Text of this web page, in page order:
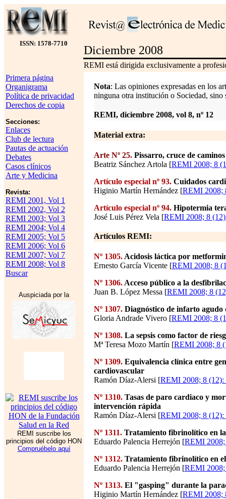
ISSN: 1578-7710
Diciembre 2008
REMI está dirigida exclusivamente a
Primera página
Organigrama
Política de privacidad
Derechos de copia
Secciones:
Enlaces
Club de lectura
Pautas de actuación
Debates
Casos clínicos
Arte y Medicina
Revista:
REMI 2001, Vol 1
REMI 2002, Vol 2
REMI 2003; Vol 3
REMI 2004; Vol 4
REMI 2005; Vol 5
REMI 2006; Vol 6
REMI 2007; Vol 7
REMI 2008; Vol 8
Buscar
Auspiciada por la
REMI suscribe los
principios del código HON
Compruébelo aquí
Nota: Las opiniones expresadas en los
ninguna otra institución o Sociedad, sino
REMI, diciembre 2008, vol 8, nº 12
Material extra:
Arte Nº 25. Pissarro, cruce de caminos
Beatriz Sánchez Artola [REMI 2008; 8
Artículo especial nº 93. Cuidados
Higinio Martín Hernández [REMI 2008;
Artículo especial nº 94. Hipotermia
José Luis Pérez Vela [REMI 2008; 8
Artículos REMI:
Nº 1305. Acidosis láctica por
Ernesto García Vicente [REMI 2008; 8
Nº 1306. Acceso público a la
Juan B. López Messa [REMI 2008; 8
Nº 1307. Diagnóstico de infarto agudo
Gloria Andrade Vivero [REMI 2008; 8
Nº 1308. La sepsis como factor de
Mª Teresa Mozo Martín [REMI 2008; 8
Nº 1309. Equivalencia clínica entre
cardiovascular
Ramón Díaz-Alersi [REMI 2008; 8 (12):
Nº 1310. Tasas de paro cardiaco y
intervención rápida
Ramón Díaz-Alersi [REMI 2008; 8 (12):
Nº 1311. Tratamiento fibrinolítico en
Eduardo Palencia Herrejón [REMI 2008;
Nº 1312. Tratamiento fibrinolítico en
Eduardo Palencia Herrejón [REMI
Nº 1313. El "gasping" durante la
Higinio Martín Hernández [REMI 2008;